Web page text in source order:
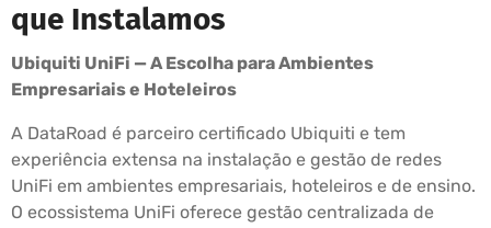
que Instalamos
Ubiquiti UniFi — A Escolha para Ambientes
Empresariais e Hoteleiros
A DataRoad é parceiro certificado Ubiquiti e tem
experiência extensa na instalação e gestão de redes
UniFi em ambientes empresariais, hoteleiros e de ensino.
O ecossistema UniFi oferece gestão centralizada de